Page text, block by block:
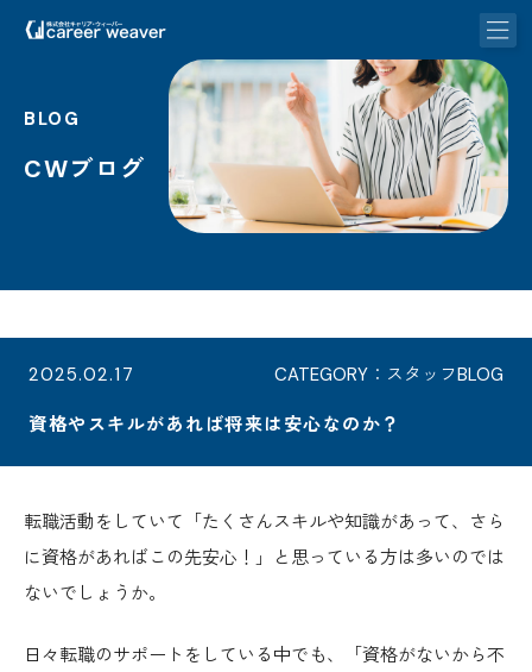
BLOG
CWブログ
2025.02.17 CATEGORY：スタッフBLOG
資格やスキルがあれば将来は安心なのか？
転職活動をしていて「たくさんスキルや知識があって、さら
に資格があればこの先安心！」と思っている方は多いのでは
ないでしょうか。
日々転職のサポートをしている中でも、「資格がないから不